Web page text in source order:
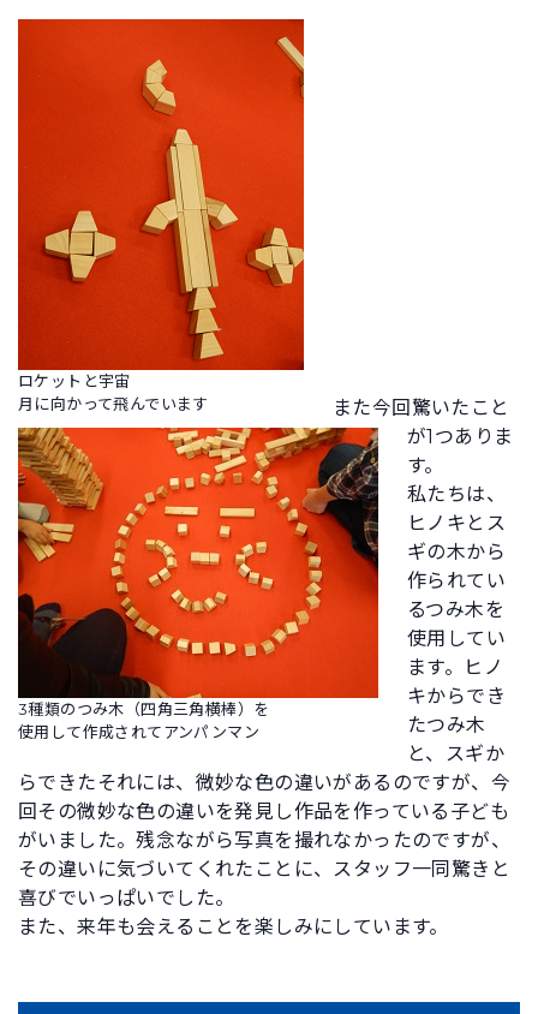
ロケットと宇宙
月に向かって飛んでいます
3種類のつみ木（四角三角横棒）を
使用して作成されてアンパンマン
また今回驚いたこと
が1つありま
す。
私たちは、
ヒノキとス
ギの木から
作られてい
るつみ木を
使用してい
ます。ヒノ
キからでき
たつみ木
と、スギか
らできたそれには、微妙な色の違いがあるのですが、今
回その微妙な色の違いを発見し作品を作っている子ども
がいました。残念ながら写真を撮れなかったのですが、
その違いに気づいてくれたことに、スタッフ一同驚きと
喜びでいっぱいでした。
また、来年も会えることを楽しみにしています。